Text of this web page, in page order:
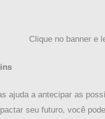
Clique no banner e
ajuda a antecipar as
seu futuro, você